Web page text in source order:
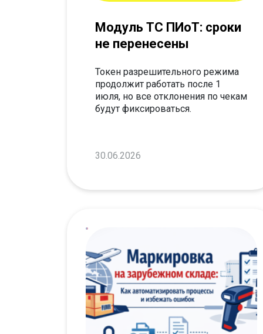
Модуль ТС ПИоТ: сроки
не перенесены
Токен разрешительного режима
продолжит работать после 1
июля, но все отклонения по чекам
будут фиксироваться.
30.06.2026